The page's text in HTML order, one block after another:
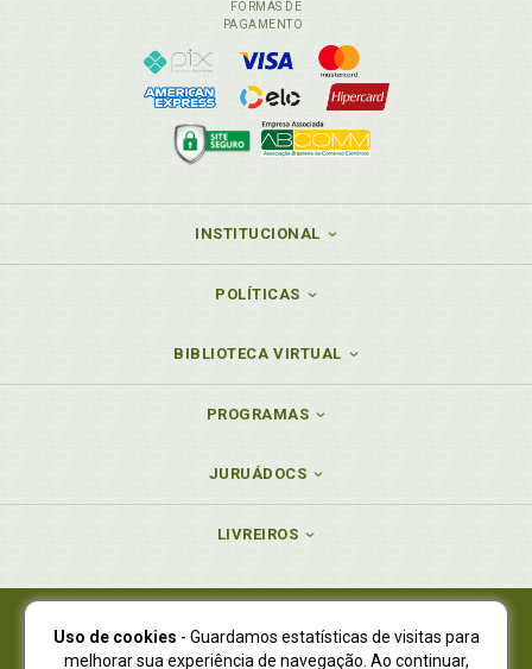
FORMAS DE
PAGAMENTO
INSTITUCIONAL
POLÍTICAS
BIBLIOTECA VIRTUAL
PROGRAMAS
JURUÁDOCS
LIVREIROS
Juruá Editora Ltda., CNPJ 77.535.508/0001-19
Uso de cookies - Guardamos estatísticas de visitas para
melhorar sua experiência de navegação. Ao continuar,